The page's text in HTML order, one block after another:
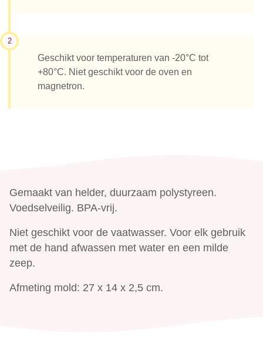
2
Geschikt voor temperaturen van -20°C tot
+80°C. Niet geschikt voor de oven en
magnetron.
Gemaakt van helder, duurzaam polystyreen.
Voedselveilig. BPA-vrij.
Niet geschikt voor de vaatwasser. Voor elk gebruik
met de hand afwassen met water en een milde
zeep.
Afmeting mold: 27 x 14 x 2,5 cm.